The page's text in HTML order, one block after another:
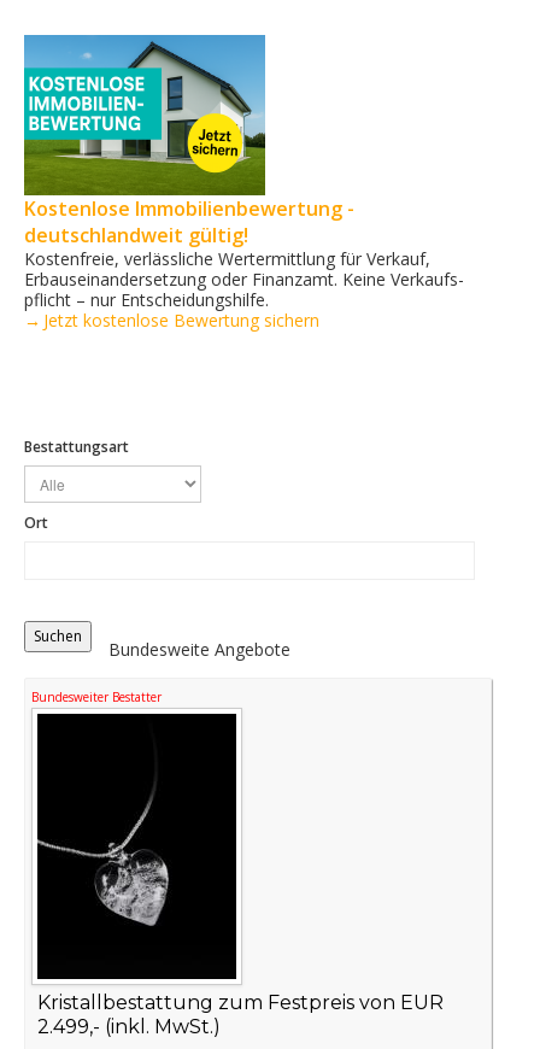
Kostenlose Immobilienbewertung -
deutschlandweit gültig!
Kostenfreie, verlässliche Wertermittlung für Verkauf,
Erbauseinandersetzung oder Finanzamt. Keine Verkaufs­
pflicht – nur Entscheidungshilfe.
→ Jetzt kostenlose Bewertung sichern
Bestattungsart
Ort
Bundesweite Angebote
Bundesweiter Bestatter
Kristallbestattung zum Festpreis von EUR
2.499,- (inkl. MwSt.)